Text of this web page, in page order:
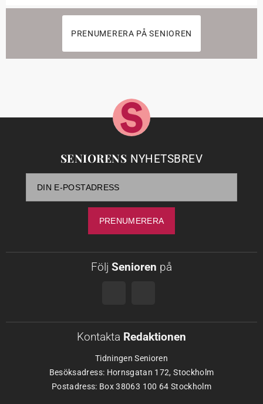
PRENUMERERA PÅ SENIOREN
SENIORENS NYHETSBREV
Följ Senioren på
Kontakta Redaktionen
Tidningen Senioren
Besöksadress: Hornsgatan 172, Stockholm
Postadress: Box 38063 100 64 Stockholm